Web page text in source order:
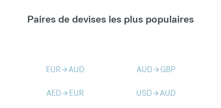
Paires de devises les plus populaires
EURarrow_forwardAUD AUDarrow_forward GBP
AEDarrow_forward EUR USDarrow_forwardAUD